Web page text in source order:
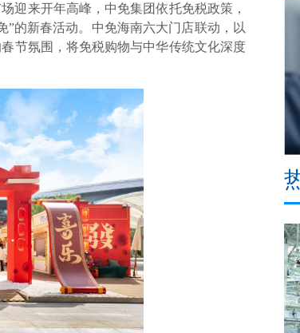
来开年高峰，中免集团依托免税政策，
”的新春活动。中免海南六大门店联动，以
节氛围，将免税购物与中华传统文化深度